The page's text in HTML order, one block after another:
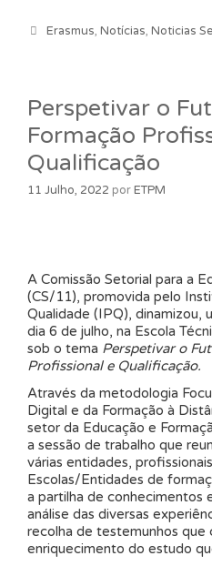
Categorias
Erasmus, Notícias, Noticias
Perspetivar o
Formação
Qualificação
11 Julho, 2022 porETPM
A Comissão Setorial para a
(CS/11), promovida pelo
Qualidade (IPQ), dinamizou,
dia 6 de julho, na Escola
sob o tema Perspetivar o
Profissional e Qualificação.
Através da metodologia
Digital e da Formação à
setor da Educação e
a sessão de trabalho que
várias entidades,
Escolas/Entidades de
a partilha de conhecimentos
análise das diversas
recolha de testemunhos que
enriquecimento do estudo